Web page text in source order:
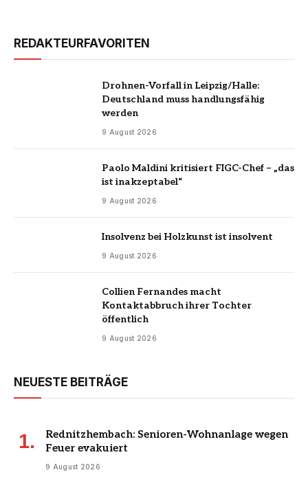
REDAKTEURFAVORITEN
Drohnen-Vorfall in Leipzig/Halle:
Deutschland muss handlungsfähig
werden
9 August 2026
Paolo Maldini kritisiert FIGC-Chef – „das
ist inakzeptabel“
9 August 2026
Insolvenz bei Holzkunst ist insolvent
9 August 2026
Collien Fernandes macht
Kontaktabbruch ihrer Tochter
öffentlich
9 August 2026
NEUESTE BEITRÄGE
Rednitzhembach: Senioren-Wohnanlage wegen
Feuer evakuiert
9 August 2026